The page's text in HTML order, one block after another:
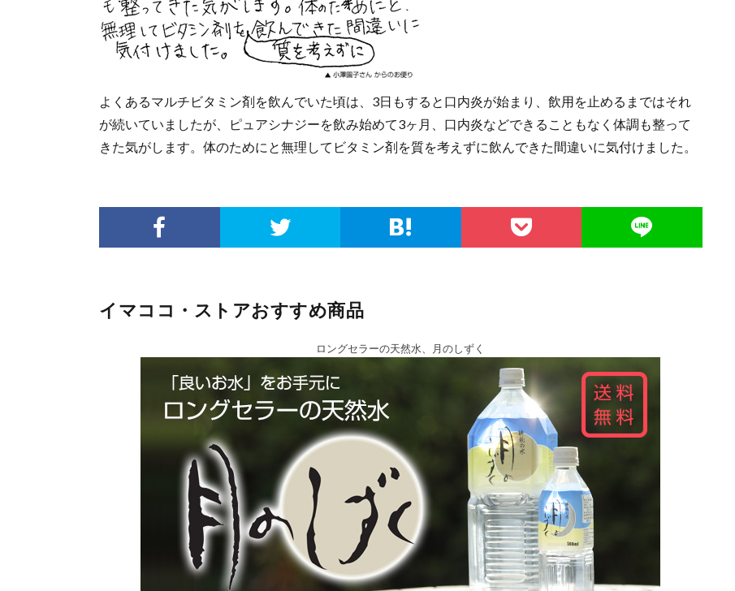
よくあるマルチビタミン剤を飲んでいた頃は、3日もすると口内炎が始まり、飲用を止めるまではそれ
が続いていましたが、ピュアシナジーを飲み始めて3ヶ月、口内炎などできることもなく体調も整って
きた気がします。体のためにと無理してビタミン剤を質を考えずに飲んできた間違いに気付けました。
イマココ・ストアおすすめ商品
ロングセラーの天然水、月のしずく